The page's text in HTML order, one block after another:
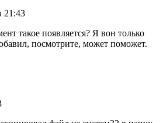
21:43
такое появляется? Я вон только
посмотрите, может поможет.